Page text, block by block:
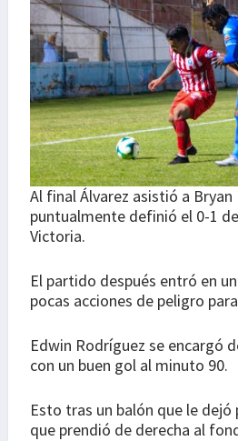
Al final Álvarez asistió a Bryan
puntualmente definió el 0-1
Victoria.
El partido después entró en
pocas acciones de peligro
Edwin Rodríguez se encargó
con un buen gol al minuto 90.
Esto tras un balón que le dejó
que prendió de derecha al